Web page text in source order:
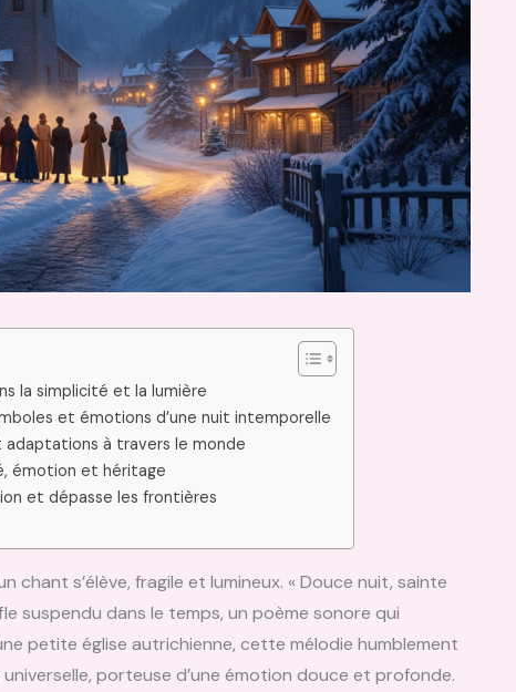
la simplicité et la lumière
et émotions d’une nuit intemporelle
adaptations à travers le monde
émotion et héritage
et dépasse les frontières
chant s’élève, fragile et lumineux. « Douce nuit, sainte
suspendu dans le temps, un poème sonore qui
petite église autrichienne, cette mélodie humblement
porteuse d’une émotion douce et profonde.